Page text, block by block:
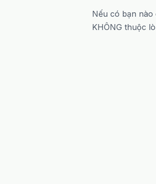
Nếu có bạn nào
KHÔNG thuộc